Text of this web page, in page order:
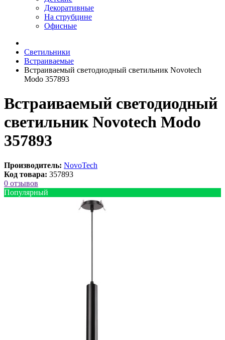
Декоративные
На струбцине
Офисные
Светильники
Встраиваемые
Встраиваемый светодиодный светильник Novotech
Modo 357893
Встраиваемый светодиодный
светильник Novotech Modo
357893
Производитель: NovoTech
Код товара: 357893
0 отзывов
Популярный